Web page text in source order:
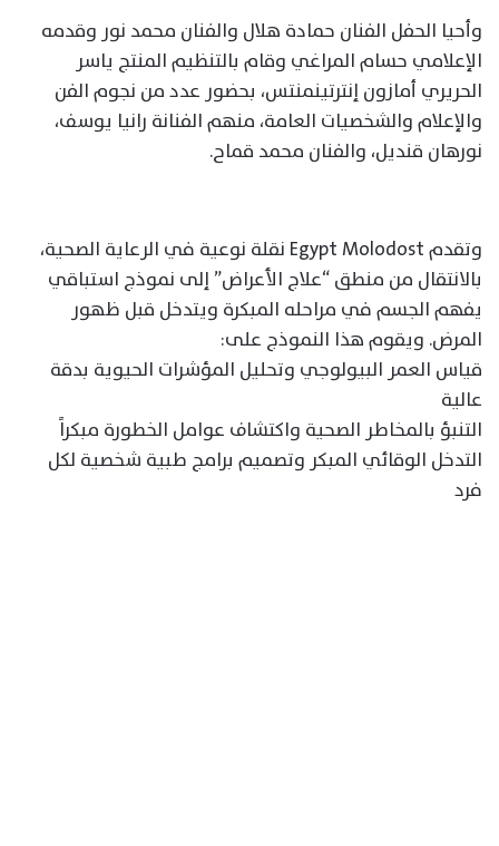
وأحيا الحفل الفنان حمادة هلال والفنان محمد نور وقدمه
الإعلامي حسام المراغي وقام بالتنظيم المنتج ياسر
الحريري أمازون إنترتينمنتس، بحضور عدد من نجوم الفن
والإعلام والشخصيات العامة، منهم الفنانة رانيا يوسف،
نورهان قنديل، والفنان محمد قماح.
وتقدم Egypt Molodost نقلة نوعية في الرعاية الصحية،
بالانتقال من منطق “علاج الأعراض” إلى نموذج استباقي
يفهم الجسم في مراحله المبكرة ويتدخل قبل ظهور
المرض. ويقوم هذا النموذج على:
قياس العمر البيولوجي وتحليل المؤشرات الحيوية بدقة
عالية
التنبؤ بالمخاطر الصحية واكتشاف عوامل الخطورة مبكراً
التدخل الوقائي المبكر وتصميم برامج طبية شخصية لكل
فرد